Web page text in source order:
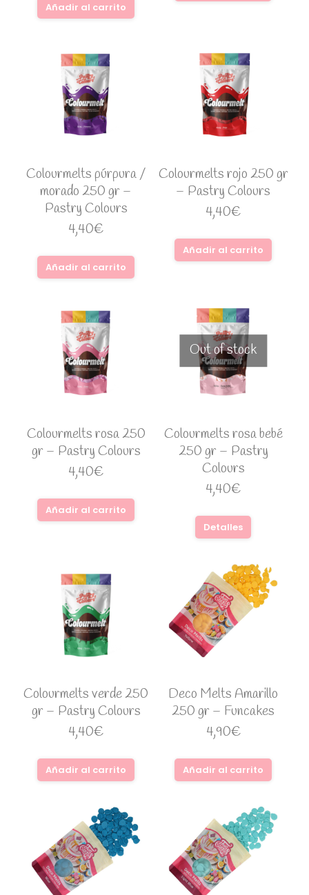
Añadir al carrito
Colourmelts púrpura /
morado 250 gr –
Pastry Colours
4,40€
Añadir al carrito
Colourmelts rojo 250 gr
– Pastry Colours
4,40€
Añadir al carrito
Colourmelts rosa 250
gr – Pastry Colours
4,40€
Añadir al carrito
Out of stock
Colourmelts rosa bebé
250 gr – Pastry
Colours
4,40€
Detalles
Colourmelts verde 250
gr – Pastry Colours
4,40€
Añadir al carrito
Deco Melts Amarillo
250 gr – Funcakes
4,90€
Añadir al carrito